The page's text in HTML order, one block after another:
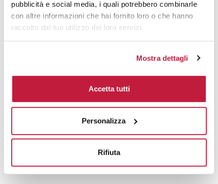
pubblicità e social media, i quali potrebbero combinarle
con altre informazioni che hai fornito loro o che hanno
raccolto dal tuo utilizzo dei loro servizi.
Mostra dettagli
Accetta tutti
Personalizza
Rifiuta
2000 € 6,20 € 6,47
3000 € 6,12
Tecniche di stampa
Area di personalizzazione
Domande e risposte